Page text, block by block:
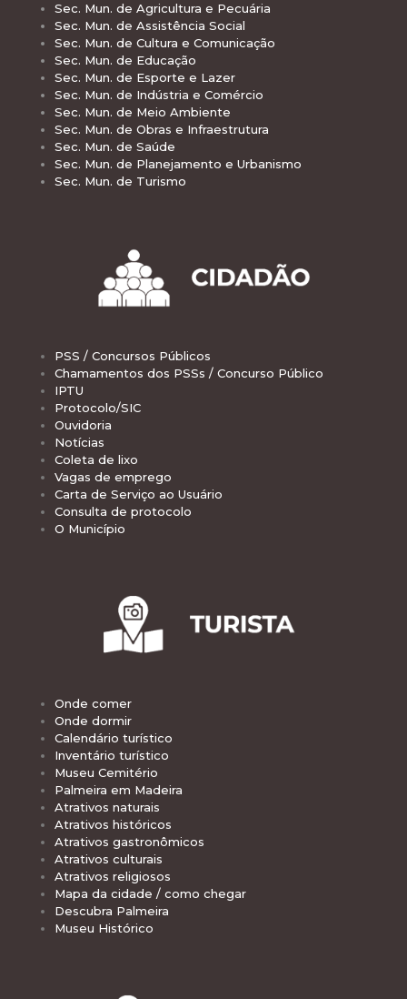
Sec. Mun. de Agricultura e Pecuária
Sec. Mun. de Assistência Social
Sec. Mun. de Cultura e Comunicação
Sec. Mun. de Educação
Sec. Mun. de Esporte e Lazer
Sec. Mun. de Indústria e Comércio
Sec. Mun. de Meio Ambiente
Sec. Mun. de Obras e Infraestrutura
Sec. Mun. de Saúde
Sec. Mun. de Planejamento e Urbanismo
Sec. Mun. de Turismo
PSS / Concursos Públicos
Chamamentos dos PSSs / Concurso Público
IPTU
Protocolo/SIC
Ouvidoria
Notícias
Coleta de lixo
Vagas de emprego
Carta de Serviço ao Usuário
Consulta de protocolo
O Município
Onde comer
Onde dormir
Calendário turístico
Inventário turístico
Museu Cemitério
Palmeira em Madeira
Atrativos naturais
Atrativos históricos
Atrativos gastronômicos
Atrativos culturais
Atrativos religiosos
Mapa da cidade / como chegar
Descubra Palmeira
Museu Histórico